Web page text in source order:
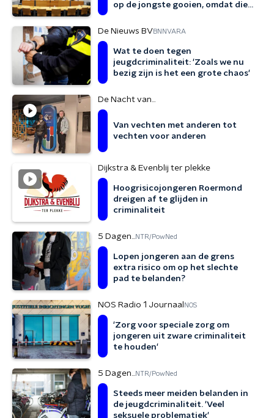
op de jongste gooien, omdat die
De Nieuws BVBNNVARA
Wat te doen tegen
jeugdcriminaliteit: 'Zoals we nu
bezig zijn is het een grote chaos'
De Nacht van...
Van vechten met anderen tot
vechten voor anderen
Dijkstra & Evenblij ter plekke
Hoogrisicojongeren Roermond
dreigen af te glijden in
criminaliteit
5 Dagen...NTR/PowNed
Lopen jongeren aan de grens
extra risico om op het slechte
pad te belanden?
NOS Radio 1 Journaal NOS
'Zorg voor speciale zorg om
jongeren uit zware criminaliteit
te houden'
5 Dagen...NTR/PowNed
Steeds meer meiden belanden in
de jeugdcriminaliteit. 'Veel
seksuele problematiek'